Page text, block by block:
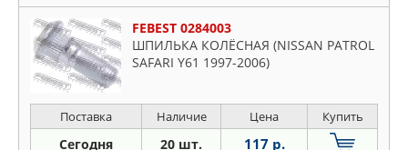
FEBEST 0284003
ШПИЛЬКА КОЛЁСНАЯ (NISSAN PATROL
SAFARI Y61 1997-2006)
Поставка Наличие Цена Купить
Сегодня 20 шт. 117 р.